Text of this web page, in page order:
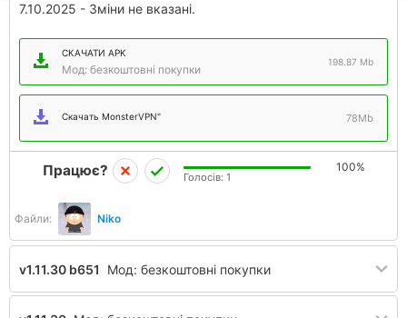
7.10.2025 - Зміни не вказані.
СКАЧАТИ APK
Мод: безкоштовні покупки
198.87 Mb
Скачать MonsterVPN" 78Mb
Файли: Niko
Працює? 100%
Голосів: 1
v1.11.30 b651 Мод: безкоштовні покупки